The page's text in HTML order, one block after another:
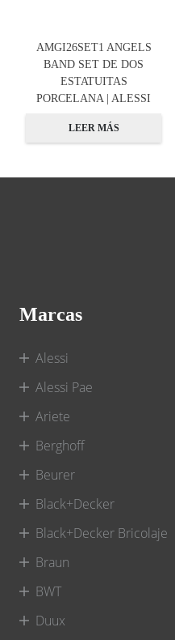
AMGI26SET1 ANGELS
BAND SET DE DOS
ESTATUITAS
PORCELANA | ALESSI
LEER MÁS
Marcas
Alessi
Alessi Pae
Ariete
Berghoff
Beurer
Black+Decker
Black+Decker Bricolaje
Braun
BWT
Duux